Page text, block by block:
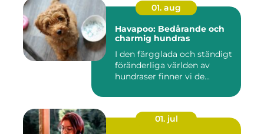
01. aug
Havapoo: Bedårande och
charmig hundras
I den färgglada och ständigt
föränderliga världen av
hundraser finner vi de...
01. jul